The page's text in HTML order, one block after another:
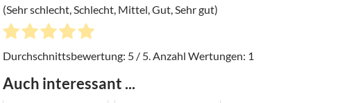
(Sehr schlecht, Schlecht, Mittel, Gut, Sehr gut)
Durchschnittsbewertung: 5 / 5. Anzahl Wertungen: 1
Auch interessant ...